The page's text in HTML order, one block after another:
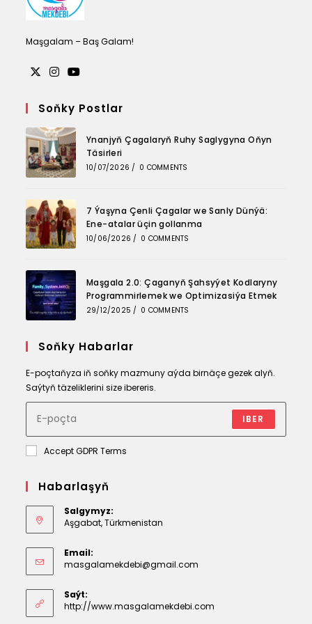
Maşgalam – Baş Galam!
a
new
tab
in
new
tab
in
a
new
tab
Soňky Postlar
Ynanjyň Çagalaryň Ruhy Saglygyna Oňyn
Täsirleri
10/07/2026 / 0 COMMENTS
7 Ýaşyna Çenli Çagalar we Sanly Dünýä:
Ene-atalar üçin gollanma
10/06/2026 / 0 COMMENTS
Maşgala 2.0: Çaganyň Şahsyýet Kodlaryny
Programmirlemek we Optimizasiýa Etmek
29/12/2025 / 0 COMMENTS
Soňky Habarlar
E-poçtaňyza iň soňky mazmuny aýda birnäçe gezek alyň.
Saýtyň täzeliklerini size ibereris.
IBER
Accept GDPR Terms
Habarlaşyň
Salgymyz:
Aşgabat, Türkmenistan
Email:
masgalamekdebi@gmail.com
application
Saýt:
http://www.masgalamekdebi.com